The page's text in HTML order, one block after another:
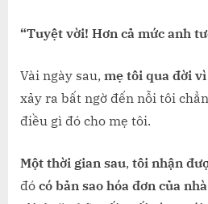
“Tuyệt vời! Hơn cả mức anh
Vài ngày sau, mẹ tôi qua đời
xảy ra bất ngờ đến nỗi tôi
điều gì đó cho mẹ tôi.
Một thời gian sau, tôi nhận
đó có bản sao hóa đơn của